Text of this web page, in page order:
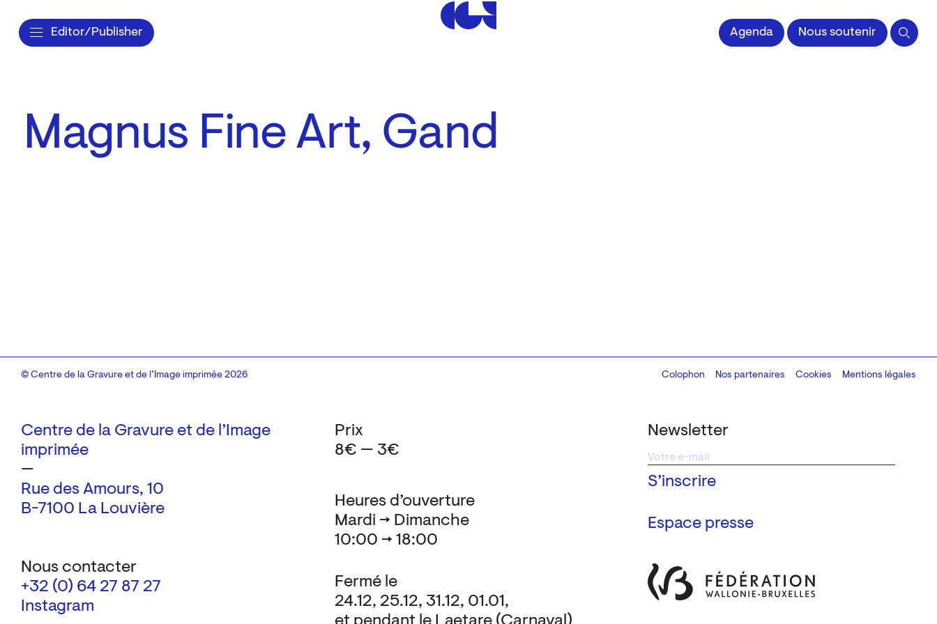
Editor/Publisher
Centre de la Gravure et de l'Image imprimée
Agenda Nous soutenir
Magnus Fine Art, Gand
Centre de la Gravure et de l’Image
imprimée
—
Rue des Amours, 10
B-7100 La Louvière
Nous contacter
+32 (0) 64 27 87 27
Instagram
Newsletter
Espace presse
Heures d’ouverture
Mardi → Dimanche
10:00 → 18:00
Fermé le
24.12, 25.12, 31.12, 01.01,
Prix
8€ — 3€
© Centre de la Gravure et de l’Image imprimée 2026 Colophon
Design:Marcel Kaczmarek, code:8080.studio
Nos partenaires Cookies Mentions légales